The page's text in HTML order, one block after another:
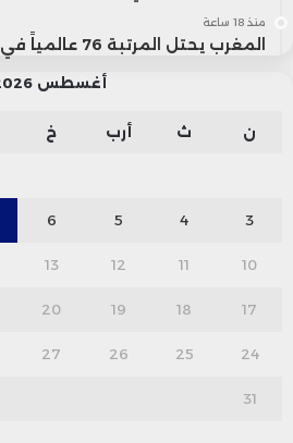
منذ 18 ساعة
المغرب يحتل المرتبة 76 عالمياً في مؤشر الازدهار العالمي
أغسطس 2026
ن ث أرب خ
3
4
5
6
10
11
12
13
17
18
19
20
24
25
26
27
31